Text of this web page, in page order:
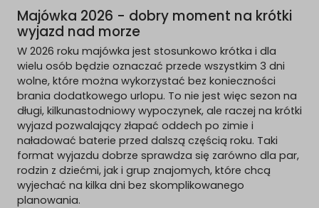
Majówka 2026 - dobry moment na krótki
wyjazd nad morze
W 2026 roku majówka jest stosunkowo krótka i dla
wielu osób będzie oznaczać przede wszystkim 3 dni
wolne, które można wykorzystać bez konieczności
brania dodatkowego urlopu. To nie jest więc sezon na
długi, kilkunastodniowy wypoczynek, ale raczej na krótki
wyjazd pozwalający złapać oddech po zimie i
naładować baterie przed dalszą częścią roku. Taki
format wyjazdu dobrze sprawdza się zarówno dla par,
rodzin z dziećmi, jak i grup znajomych, które chcą
wyjechać na kilka dni bez skomplikowanego
planowania.